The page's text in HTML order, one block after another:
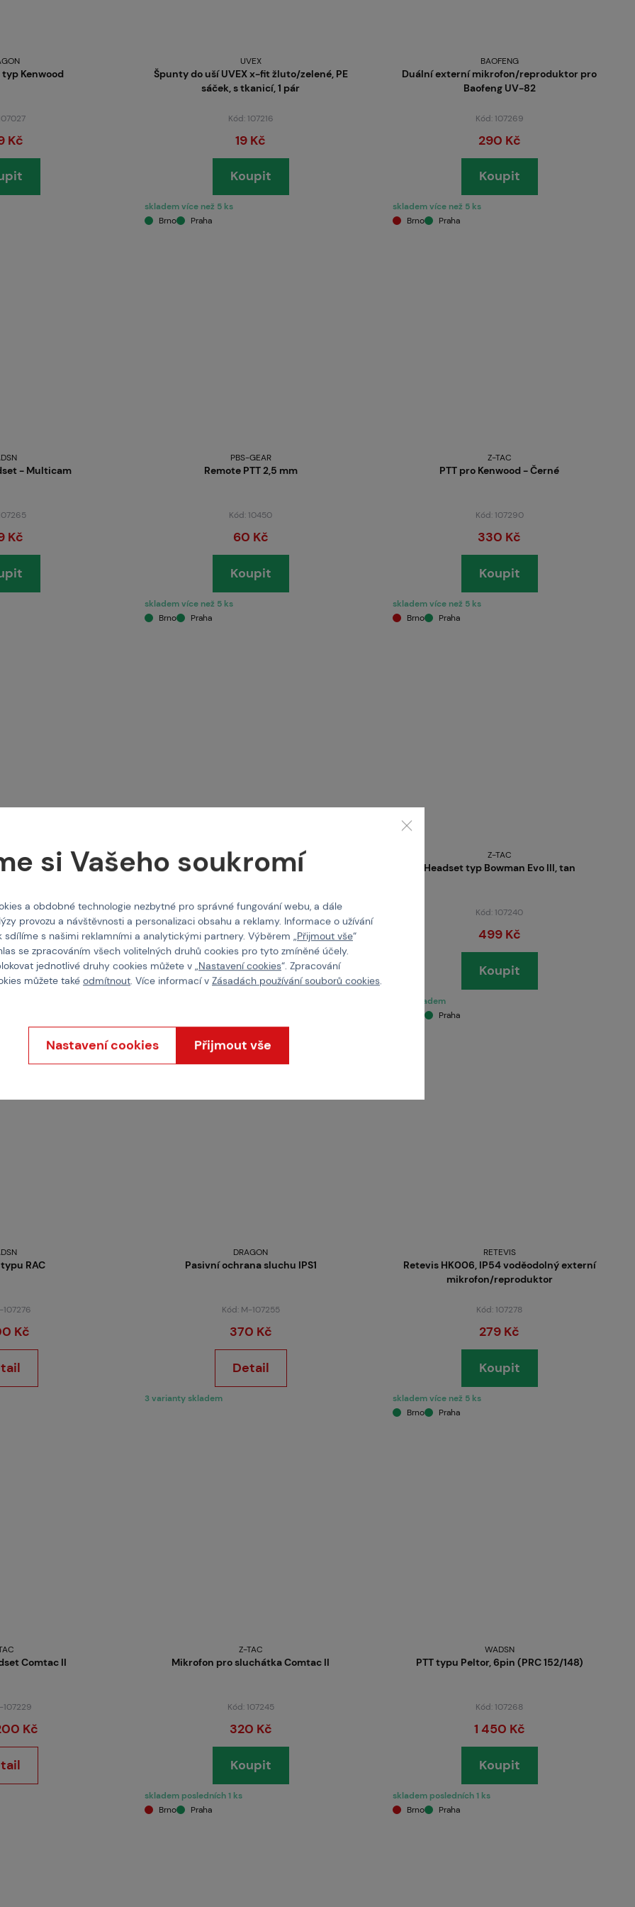
typ Kenwood
Kč
UVEX
Špunty do uší UVEX x-fit žluto/zelené, PE
sáček, s tkanicí, 1 pár
Kód: 107216
19 Kč
Koupit
skladem více než 5 ks
Brno
Praha
BAOFENG
Duální externí mikrofon/reproduktor pro
Baofeng UV-82
Kód: 107269
290 Kč
Koupit
skladem více než 5 ks
Brno
Praha
- Multicam
Kč
PBS-GEAR
Remote PTT 2,5 mm
Kód: 10450
60 Kč
Koupit
skladem více než 5 ks
Brno
Praha
Z-TAC
PTT pro Kenwood - Černé
Kód: 107290
330 Kč
Koupit
skladem více než 5 ks
Brno
Praha
pro Headset typu
Kč
PBS-GEAR
SWAT Ear Piece
Kód: 10452
45 Kč
Koupit
Z-TAC
Headset typ Bowman Evo III, tan
Kód: 107240
499 Kč
Koupit
5 ks skladem
Brno
Praha
RAC
107276
Kč
DRAGON
Pasivní ochrana sluchu IPS1
Kód: M-107255
370 Kč
Detail
3 varianty skladem
RETEVIS
Retevis HK006, IP54 voděodolný externí
mikrofon/reproduktor
Kód: 107278
279 Kč
Koupit
skladem více než 5 ks
Brno
Praha
Comtac II
107229
Kč
Z-TAC
Mikrofon pro sluchátka Comtac II
Kód: 107245
320 Kč
Koupit
skladem posledních 1 ks
Brno
Praha
WADSN
PTT typu Peltor, 6pin (PRC 152/148)
Kód: 107268
1 450 Kč
Koupit
skladem posledních 1 ks
Brno
Praha
si Vašeho soukromí
a obdobné technologie nezbytné pro správné fungování webu, a dále
provozu a návštěvnosti a personalizaci obsahu a reklamy. Informace o užívání
sdílíme s našimi reklamními a analytickými partnery. Výběrem „Přijmout vše“
se zpracováním všech volitelných druhů cookies pro tyto zmíněné účely.
jednotlivé druhy cookies můžete v „Nastavení cookies“. Zpracování
můžete také odmítnout. Více informací v Zásadách používání souborů cookies.
Nastavení cookies Přijmout vše